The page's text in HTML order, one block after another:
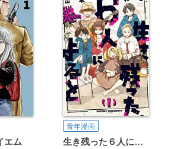
ム
青年漫画
生き残った６人によると